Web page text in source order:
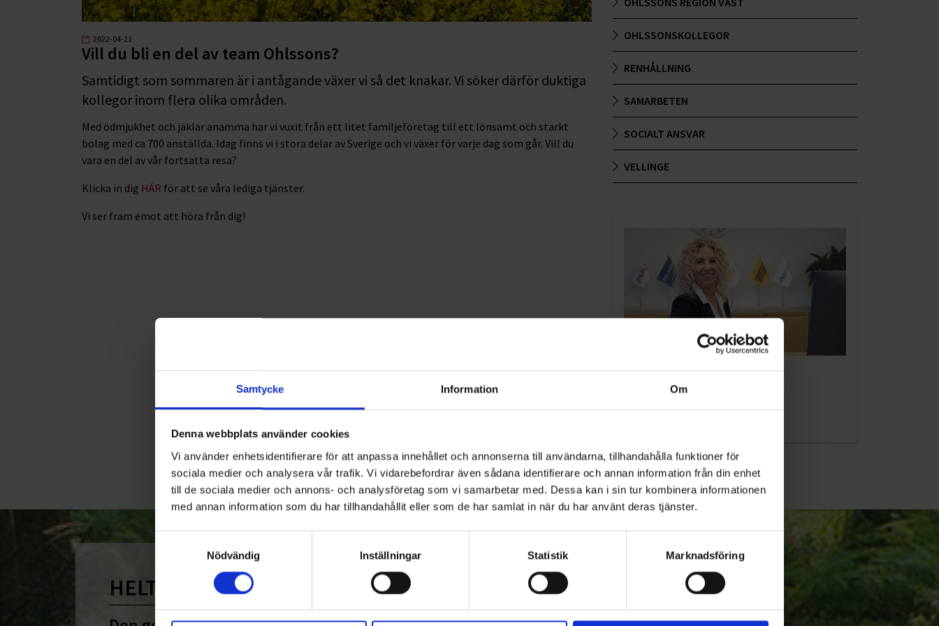
Samtycke Information Om
Denna webbplats använder cookies
Vi använder enhetsidentifierare för att anpassa innehållet och annonserna till användarna, tillhandahålla funktioner för
sociala medier och analysera vår trafik. Vi vidarebefordrar även sådana identifierare och annan information från din enhet
till de sociala medier och annons- och analysföretag som vi samarbetar med. Dessa kan i sin tur kombinera informationen
med annan information som du har tillhandahållit eller som de har samlat in när du har använt deras tjänster.
Nödvändig
Inställningar Statistik Marknadsföring
2022-04-21
Vill du bli en del av team Ohlssons?
Samtidigt som sommaren är i antågande växer vi så det knakar. Vi söker därför duktiga
kollegor inom flera olika områden.
Med ödmjukhet och jäklar anamma har vi vuxit från ett litet familjeföretag till ett lönsamt och starkt
bolag med ca 700 anställda. Idag finns vi i stora delar av Sverige och vi växer för varje dag som går. Vill du
vara en del av vår fortsatta resa?
Klicka in dig HÄR för att se våra lediga tjänster.
Vi ser fram emot att höra från dig!
OHLSSONSKOLLEGOR
RENHÅLLNING
SAMARBETEN
SOCIALT ANSVAR
VELLINGE
KUNDTJÄNST
010-45 00 200​
HELT ENKELT HÅLLBART